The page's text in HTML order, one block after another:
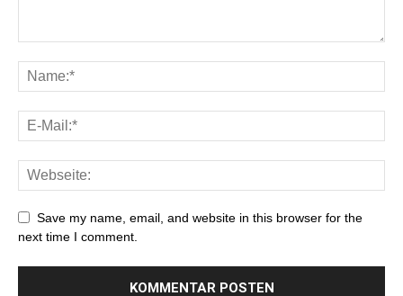
Save my name, email, and website in this browser for the
next time I comment.